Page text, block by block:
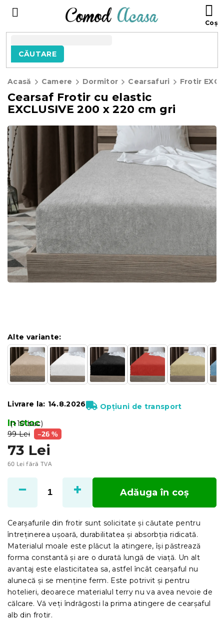
CĂUTARE
Acasă Camere Dormitor Cearsafuri Frotir
Cearsaf Frotir cu elastic
EXCLUSIVE 200 x 220 cm gri
99 Lei –26 %
73 Lei
60 Lei fără TVA
preţ:
In stoc
(>10 buc)
Alte variante:
Livrare la: 14.8.2026 Opțiuni de transport
Adăuga în coş
Cearșafurile din frotir sunt solicitate și căutate pentru
întreținerea ușoară, durabilitatea și absorbția ridicată.
Materialul moale este plăcut la atingere, își păstrează
forma constantă și are o durată lungă de viață. Un alt
avantaj este elasticitatea sa, astfel încât cearșaful nu
alunecă și se menține ferm. Este potrivit și pentru
hotelieri, deoarece materialul terry nu va avea nevoie de
călcare. Vă veți îndrăgosti la prima atingere de cearșaful
alb din frotir.